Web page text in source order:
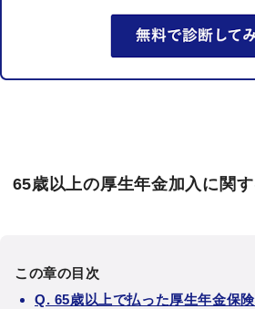
65歳以上の厚生年金加入に関
この章の目次
Q. 65歳以上で払った厚生年金保